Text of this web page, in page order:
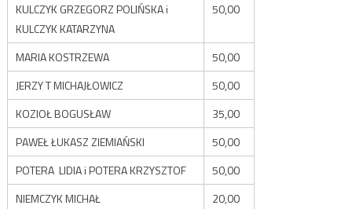
KULCZYK GRZEGORZ POLIŃSKA i
KULCZYK KATARZYNA
50,00
MARIA KOSTRZEWA
50,00
JERZY T MICHAJŁOWICZ
50,00
KOZIOŁ BOGUSŁAW
35,00
PAWEŁ ŁUKASZ ZIEMIAŃSKI
50,00
POTERA LIDIA i POTERA KRZYSZTOF
50,00
NIEMCZYK MICHAŁ
20,00